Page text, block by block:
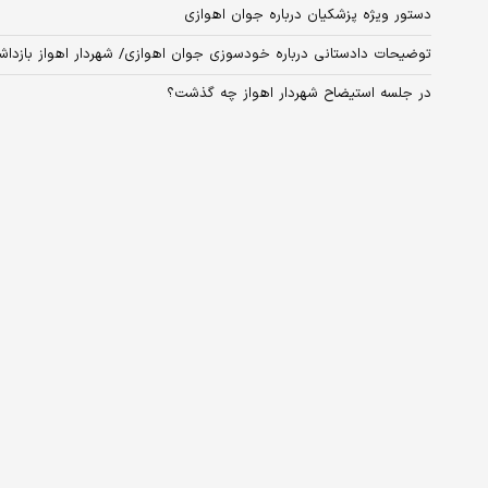
دستور ویژه پزشکیان درباره جوان اهوازی
توضیحات دادستانی درباره خودسوزی جوان اهوازی/ شهردار اهواز
در جلسه استیضاح شهردار اهواز چه گذشت؟